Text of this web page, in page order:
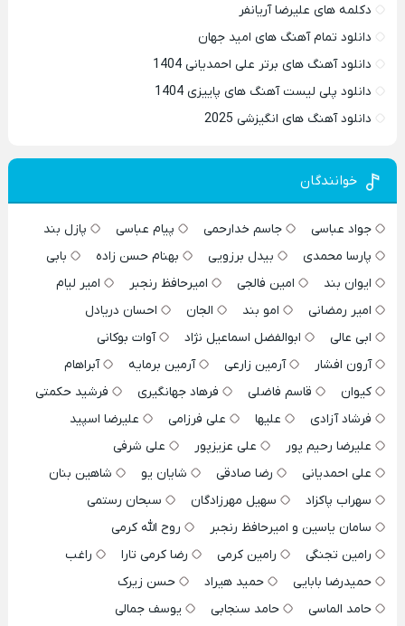
دکلمه های علیرضا آریانفر
دانلود تمام آهنگ های امید جهان
دانلود آهنگ های برتر علی احمدیانی 1404
دانلود پلی لیست آهنگ های پاییزی 1404
دانلود آهنگ های انگیزشی 2025
خوانندگان
جواد عباسی جاسم خدارحمی پیام عباسی
پازل بند
پارسا محمدی
بیدل برزویی بهنام حسن زاده
بابی
ایوان بند
امین فالجی امیرحافظ رنجبر
امیر لیام
امیر رمضانی
امو بند الجان
احسان دریادل
ابی عالی
ابوالفضل اسماعیل نژاد
آوات بوکانی
آرون افشار
آرمین زارعی آرمین برمایه
آبراهام
کیوان
قاسم فاضلی فرهاد جهانگیری
فرشید حکمتی
فرشاد آزادی
علیها علی فرزامی
علیرضا اسپید
علیرضا رحیم پور
علی عزیزپور
علی شرفی
علی احمدیانی
رضا صادقی شایان یو
شاهین بنان
سهراب پاکزاد
سهیل مهرزادگان
سبحان رستمی
سامان یاسین و امیرحافظ رنجبر
روح الله کرمی
رامین تجنگی
رامین کرمی رضا کرمی تارا
راغب
حمیدرضا بابایی
حمید هیراد
حسن زیرک
حامد الماسی
حامد سنجابی
یوسف جمالی